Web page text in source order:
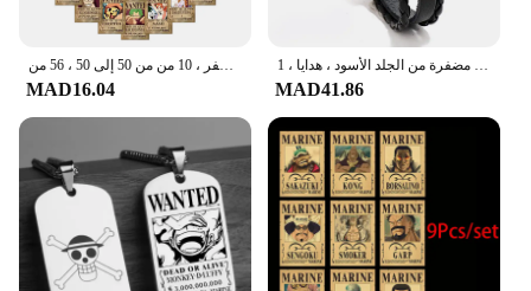
ملصقات كرتون مطلوبة من قطعة واحدة ملصقات أنيمي ، ملصق رائع ، لوح تزلج ، ثلاجة ، جيتار ، لاب توب ، دراجة نارية ، سفر ، 10 من من 50 إلى 50 ، 56 من
MAD16.04
سوار قرصان لوفي قطعة واحدة ، ألعاب شخصيات كرتونية يابانية ، أساور روك مضفرة من الجلد الأسود ، هدايا ، 1:
MAD41.86